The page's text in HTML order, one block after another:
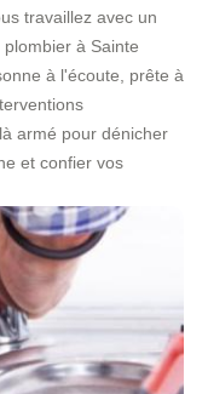
travaillez avec un
à Sainte
à l'écoute, prête à
armé pour dénicher
et confier vos